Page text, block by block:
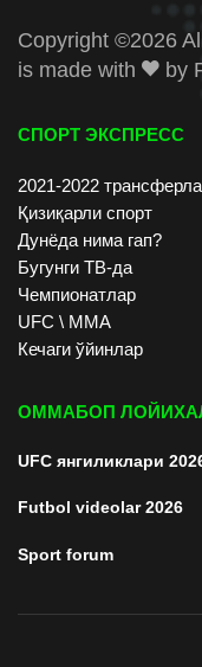
Copyright ©2026
is made with
by
СПОРТ ЭКСПРЕСС
2021-2022
Қизиқарли спорт
Дунёда нима гап?
Бугунги ТВ-да
Чемпионатлар
UFC \ ММА
Кечаги ўйинлар
ОММАБОП
UFC янгиликлари
Futbol videolar 2026
Sport forum